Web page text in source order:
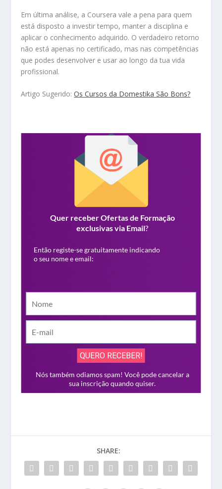
Em última análise, a Coursera vale a pena para quem
está disposto a investir tempo, manter a disciplina e
aplicar o conhecimento adquirido. O verdadeiro retorno
não está apenas no certificado, mas nas competências
que podes desenvolver e usar ao longo da tua vida
profissional.
Artigo Sugerido:Os Cursos da Domestika São Bons?
SHARE: